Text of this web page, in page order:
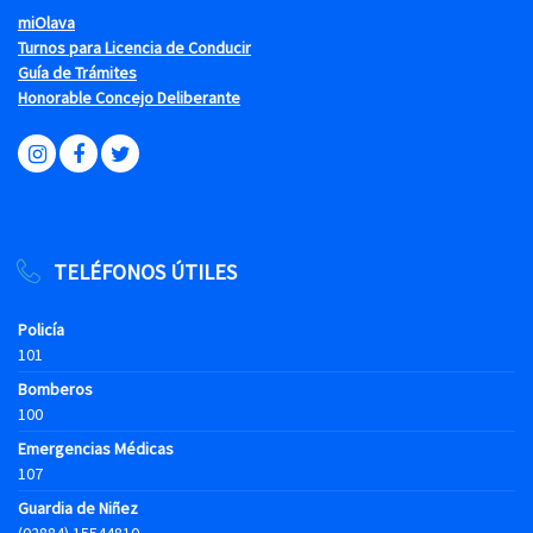
miOlava
Turnos para Licencia de Conducir
Guía de Trámites
Honorable Concejo Deliberante
TELÉFONOS ÚTILES
Policía
101
Bomberos
100
Emergencias Médicas
107
Guardia de Niñez